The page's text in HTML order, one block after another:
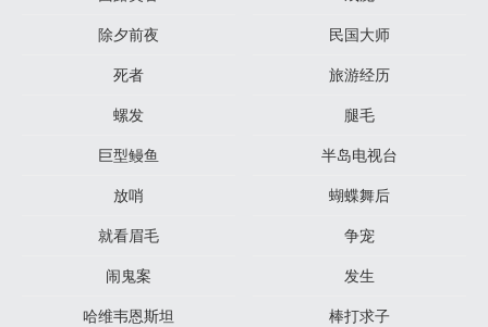
除夕前夜
民国大师
死者
旅游经历
螺发
腿毛
巨型鳗鱼
半岛电视台
放哨
蝴蝶舞后
就看眉毛
争宠
闹鬼案
发生
哈维韦恩斯坦
棒打求子